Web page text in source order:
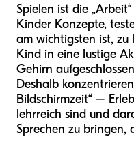
Spielen ist die
Kinder Konzepte,
am wichtigsten ist, zu
Kind in eine lustige
Gehirn
Deshalb
Bildschirmzeit“ –
lehrreich sind und
Sprechen zu bringen,